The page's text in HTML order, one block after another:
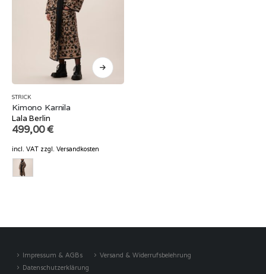
STRICK
Kimono Karnila
Lala Berlin
499,00€
incl. VAT zzgl. Versandkosten
Impressum & AGBs
Versand & Widerrufsbelehrung
Datenschutzerklärung